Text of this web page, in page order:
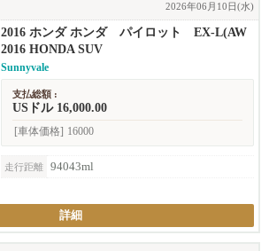
2026年06月10日(水)
2016 ホンダ ホンダ パイロット EX-L(AW
D)
2016 HONDA SUV
Sunnyvale
支払総額 :
USドル 16,000.00
[車体価格] 16000
走行距離
94043ml
詳細